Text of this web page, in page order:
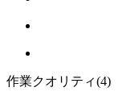
作業クオリティ(4)